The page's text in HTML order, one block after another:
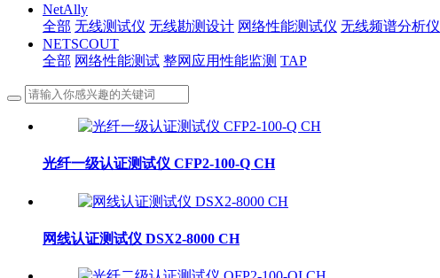
NetAlly
全部 无线测试仪 无线勘测设计 网络性能测试仪 无线频谱分析仪
NETSCOUT
全部 网络性能测试 整网应用性能监测 TAP
光纤一级认证测试仪 CFP2-100-Q CH
网线认证测试仪 DSX2-8000 CH